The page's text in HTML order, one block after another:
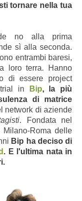
tornare nella tua
no alla prima
sì alla seconda.
entrambi baresi,
loro terra. Hanno
di essere project
in
Bip, la più
di matrice
network di aziende
. Fondata nel
Roma delle
Bip ha deciso di
. E l'ultima nata in